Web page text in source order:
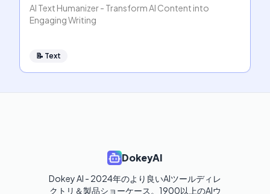
AI Text Humanizer - Transform AI Content into
Engaging Writing
📝 Text
DokeyAI
Dokey AI - 2024年のより良いAIツールディレ
クトリ＆製品ショーケース。1900以上のAIウ